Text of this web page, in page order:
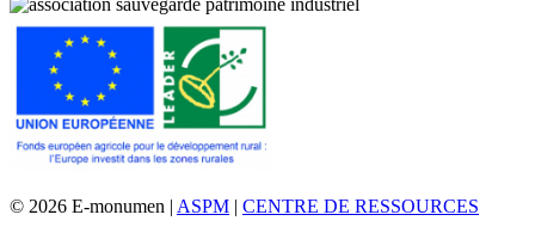
© 2026 E-monumen | ASPM | CENTRE DE RESSOURCES